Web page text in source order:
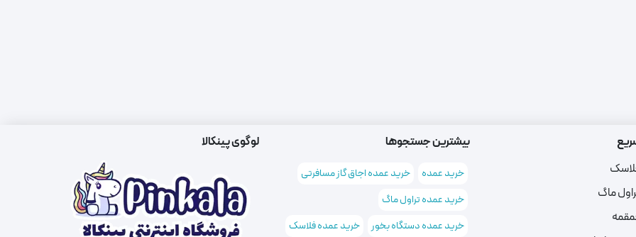
ماگ
بیشترین جستجوها
خرید عمده
خرید عمده اجاق گاز مسافرتی
خرید عمده تراول ماگ
خرید عمده دستگاه بخور
خرید عمده فلاسک
لوگوی پینکالا